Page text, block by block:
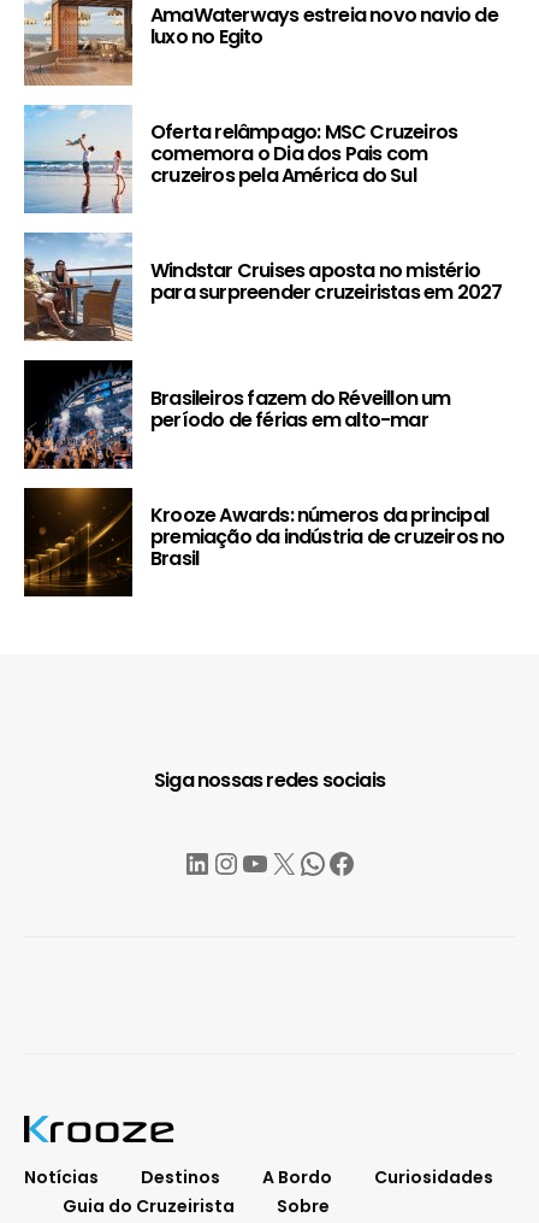
AmaWaterways estreia novo navio de
luxo no Egito
Oferta relâmpago: MSC Cruzeiros
comemora o Dia dos Pais com
cruzeiros pela América do Sul
Windstar Cruises aposta no mistério
para surpreender cruzeiristas em 2027
Brasileiros fazem do Réveillon um
período de férias em alto-mar
Krooze Awards: números da principal
premiação da indústria de cruzeiros no
Brasil
Siga nossas redes sociais
LinkedIn
Instagram
YouTube
X WhatsApp
Facebook
Notícias Destinos A Bordo
Curiosidades
Guia do Cruzeirista
Sobre